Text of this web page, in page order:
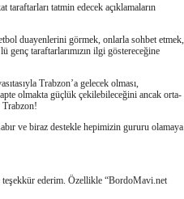
taraftarları tatmin edecek açıklamaların
duayenlerini görmek, onlarla sohbet etmek,
taraftarlarımızın ilgi göstereceğine
Trabzon’a gelecek olması,
olmakta güçlük çekilebileceğini ancak orta-
Trabzon!
ve biraz destekle hepimizin gururu olamaya
teşekkür ederim. Özellikle “BordoMavi.net